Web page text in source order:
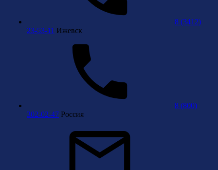
8 (3412)
23-53-11 Ижевск
8 (800)
302-02-47 Россия